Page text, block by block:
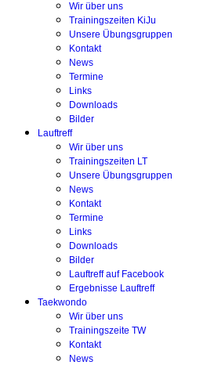
Wir über uns
Trainingszeiten KiJu
Unsere Übungsgruppen
Kontakt
News
Termine
Links
Downloads
Bilder
Lauftreff
Wir über uns
Trainingszeiten LT
Unsere Übungsgruppen
News
Kontakt
Termine
Links
Downloads
Bilder
Lauftreff auf Facebook
Ergebnisse Lauftreff
Taekwondo
Wir über uns
Trainingszeite TW
Kontakt
News